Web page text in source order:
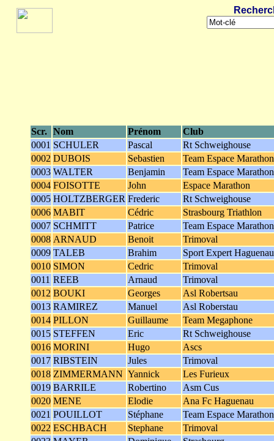
Scr. Nom Prénom
Club
0001 SCHULER Pascal
Rt Schweighouse
0002 DUBOIS Sebastien
Team Espace Marathon
0003 WALTER Benjamin
Team Espace Marathon
0004 FOISOTTE John
Espace Marathon
0005 HOLTZBERGER Frederic
Rt Schweighouse
0006 MABIT Cédric
Strasbourg Triathlon
0007 SCHMITT Patrice
Team Espace Marathon
0008 ARNAUD Benoit
Trimoval
0009 TALEB Brahim
Sport Expert Haguenau
0010 SIMON Cedric
Trimoval
0011 REEB Arnaud
Trimoval
0012 BOUKI Georges
Asl Robertsau
0013 RAMIREZ Manuel
Asl Roberstau
0014 PILLON Guillaume
Team Megaphone
0015 STEFFEN Eric
Rt Schweighouse
0016 MORINI Hugo
Ascs
0017 RIBSTEIN Jules
Trimoval
0018 ZIMMERMANN Yannick
Les Furieux
0019 BARRILE Robertino
Asm Cus
0020 MENE Elodie
Ana Fc Haguenau
0021 POUILLOT Stéphane
Team Espace Marathon
0022 ESCHBACH Stephane
Trimoval